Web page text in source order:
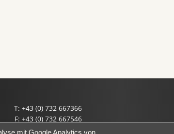
T: +43 (0) 732 667366
F: +43 (0) 732 667546
Mail: office@prof-haslinger.at